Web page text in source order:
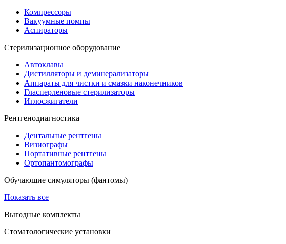
Компрессоры
Вакуумные помпы
Аспираторы
Стерилизационное оборудование
Автоклавы
Дистилляторы и деминерализаторы
Аппараты для чистки и смазки наконечников
Гласперленовые стерилизаторы
Иглосжигатели
Рентгенодиагностика
Дентальные рентгены
Визиографы
Портативные рентгены
Ортопантомографы
Обучающие симуляторы (фантомы)
Показать все
Выгодные комплекты
Стоматологические установки